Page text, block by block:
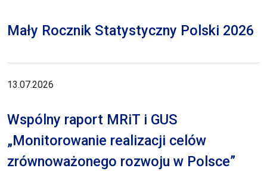
Mały Rocznik Statystyczny Polski 2026
13.07.2026
Wspólny raport MRiT i GUS
„Monitorowanie realizacji celów
zrównoważonego rozwoju w Polsce”